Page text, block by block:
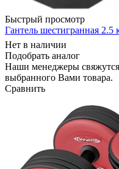
Быстрый просмотр
Гантель шестигранная
Нет в наличии
Подобрать аналог
Наши менеджеры
выбранного Вами товара.
Сравнить